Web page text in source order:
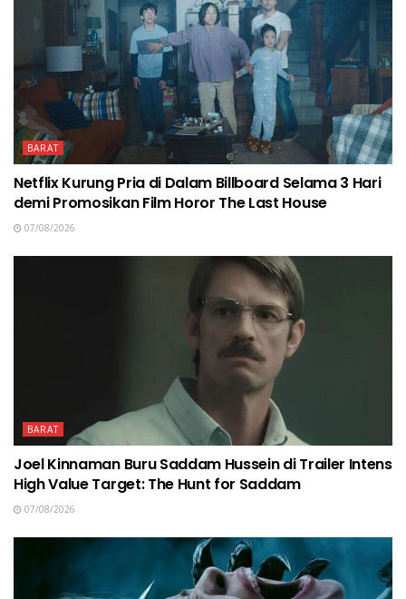
BARAT
Netflix Kurung Pria di Dalam Billboard Selama 3 Hari
demi Promosikan Film Horor The Last House
07/08/2026
BARAT
Joel Kinnaman Buru Saddam Hussein di Trailer Intens
High Value Target: The Hunt for Saddam
07/08/2026